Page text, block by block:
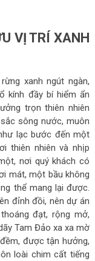
VỊ TRÍ XANH
xanh ngút ngàn,
kính đầy bí hiểm ẩn
trọn thiên nhiên
sông nước, muôn
lạc bước đến một
thiên nhiên và nhịp
nơi quý khách có
mát, một bầu không
thể mang lại được.
đỉnh đồi, nên dự án
đạt, rộng mở,
Tam Đảo xa xa mờ
được tận hưởng,
loài chim cất tiếng